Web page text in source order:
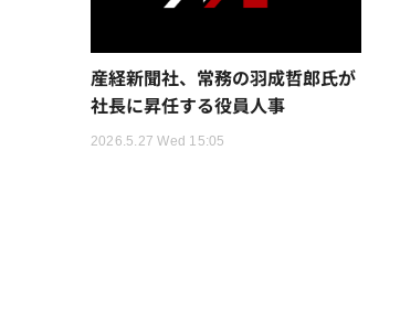
産経新聞社、常務の羽成哲郎氏が
社長に昇任する役員人事
2026.5.27 Wed 15:05